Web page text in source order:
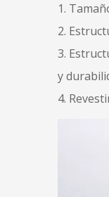
1.
2.
3.
y
4.